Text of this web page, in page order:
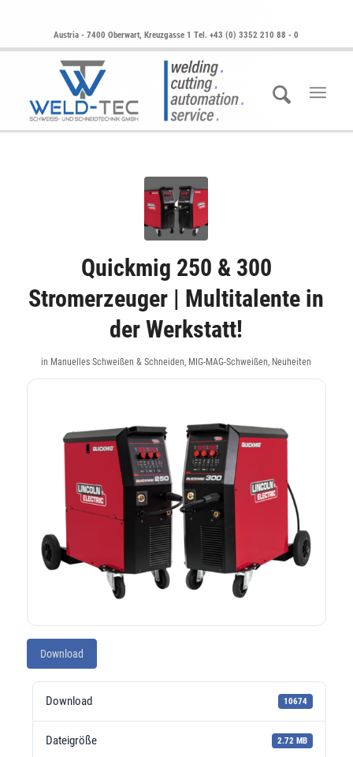
Austria - 7400 Oberwart, Kreuzgasse 1 Tel. +43 (0) 3352 210 88 - 0
Quickmig 250 & 300
Stromerzeuger | Multitalente in
der Werkstatt!
in Manuelles Schweißen & Schneiden, MIG-MAG-Schweißen, Neuheiten
Download
Download 10674
Dateigröße 2.72 MB